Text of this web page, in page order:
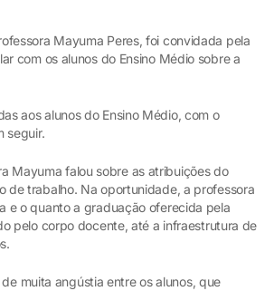
Mayuma Peres, foi convidada pela
com os alunos do Ensino Médio sobre a
aos alunos do Ensino Médio, com o
seguir.
Mayuma falou sobre as atribuições do
de trabalho. Na oportunidade, a professora
e o quanto a graduação oferecida pela
pelo corpo docente, até a infraestrutura de
muita angústia entre os alunos, que